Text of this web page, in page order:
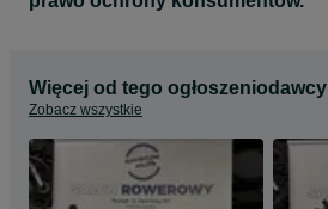
Więcej od tego ogłoszeniodawcy
Zobacz wszystkie